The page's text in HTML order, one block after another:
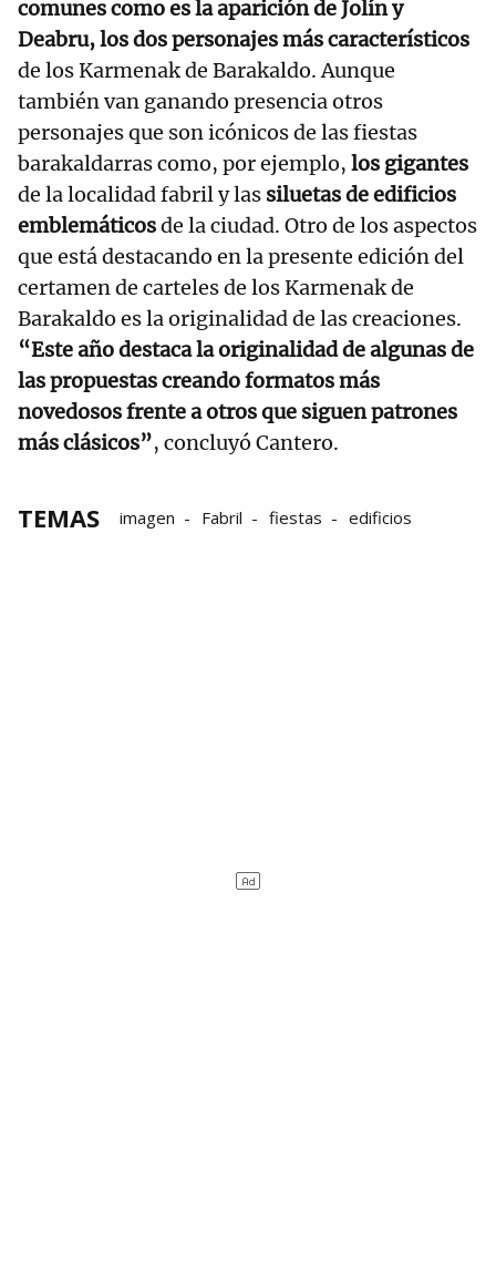
comunes como es la aparición de Jolín y
Deabru, los dos personajes más característicos
de los Karmenak de Barakaldo. Aunque
también van ganando presencia otros
personajes que son icónicos de las fiestas
barakaldarras como, por ejemplo, los gigantes
de la localidad fabril y las siluetas de edificios
emblemáticosde la ciudad. Otro de los aspectos
que está destacando en la presente edición del
certamen de carteles de los Karmenak de
Barakaldo es la originalidad de las creaciones.
“Este año destaca la originalidad de algunas de
las propuestas creando formatos más
novedosos frente a otros que siguen patrones
más clásicos”, concluyó Cantero.
TEMAS imagen Fabril fiestas edificios